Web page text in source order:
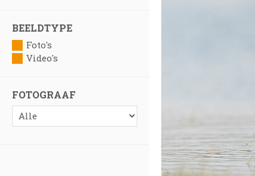
BEELDTYPE
Foto's
Video's
FOTOGRAAF